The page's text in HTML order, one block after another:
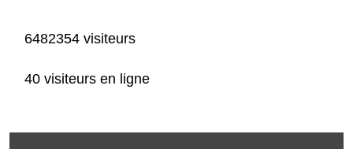
6482354 visiteurs
40 visiteurs en ligne